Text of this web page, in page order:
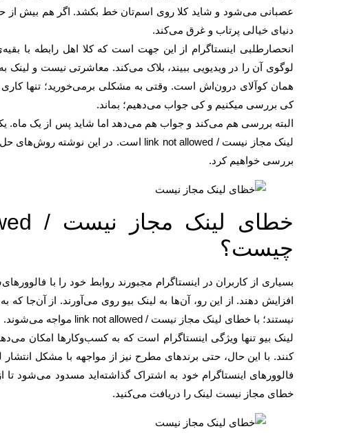
عصبانی می‌شود و شاید کلا روی اسم‌تان خط بکشد. اگر هم بیش از
دنیای خیالی پرتاب و غرق می‌کند.
انحصارطلبی اینستاگرام از این جهت است که کلا اهل رابطه با
لوگوی آن را در ویدیویی ببیند، بلاک می‌کند. معاشرتی نیست و لینک
کی بررسی میکنیم و کی جواب می‌دهیم؛ بماند.
البته بررسی هم می‌کند و جواب هم می‌دهد اما شاید پس از یک ماه.
بررسی خواهیم کرد.
چیست؟
بسیاری از کاربران در اینستاگرام مجبورند روابط خود را با
افزایش دهند. از این رو، آن‌ها به لینک بیو روی می‌آورند. از آن‌جا که
نیستند؛ با خطای لینک مجاز نیست / link not allowed مواجه می‌شوند.
لینک بیو تنها ویژگی اینستاگرام است که به کسب‌وکارها امکان
کنند. با این حال، حتی برندهای مطرح نیز از مواجهه با مشکل انتشار
فالوورهای اینستاگرام خود به اشتراک گذاشته‌اید مسدود
خطای مجاز نیست لینک را دریافت می‌کنید.